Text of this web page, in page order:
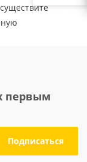
первым